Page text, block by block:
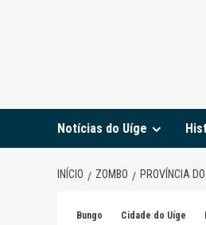
Notícias do Uíge
INÍCIO ZOMBO PROVÍNCIA
Bungo Cidade do Uíge